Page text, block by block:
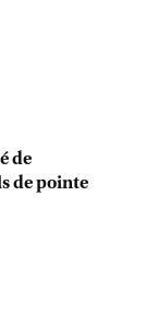
de
de pointe